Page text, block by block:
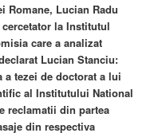
Romane, Lucian Radu
la Institutul
care a analizat
Lucian Stanciu:
a tezei de doctorat a lui
al Institutului National
reclamatii din partea
din respectiva